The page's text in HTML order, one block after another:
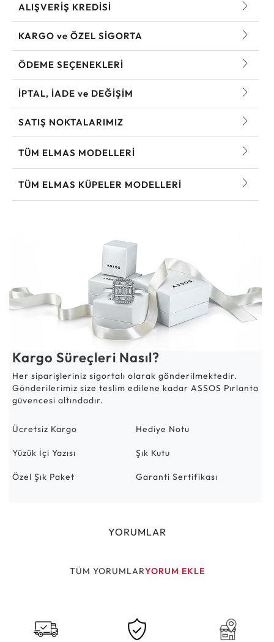
ALIŞVERİŞ KREDİSİ
KARGO ve ÖZEL SİGORTA
ÖDEME SEÇENEKLERİ
İPTAL, İADE ve DEĞİŞİM
SATIŞ NOKTALARIMIZ
TÜM ELMAS MODELLERI
TÜM ELMAS KÜPELER MODELLERI
Kargo Süreçleri Nasıl?
Her siparişleriniz sigortalı olarak gönderilmektedir.
Gönderilerimiz size teslim edilene kadar ASSOS Pırlanta
güvencesi altındadır.
Ücretsiz Kargo Hediye Notu
Yüzük İçi Yazısı Şık Kutu
Özel Şık Paket Garanti Sertifikası
YORUMLAR
TÜM YORUMLARYORUM EKLE